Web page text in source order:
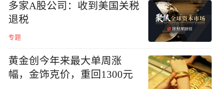
多家A股公司：收到美国关税
退税
专题
黄金创今年来最大单周涨
幅，金饰克价，重回1300元